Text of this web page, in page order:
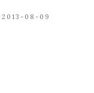
2013-08-09